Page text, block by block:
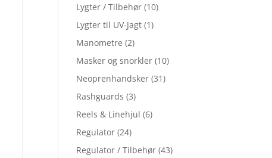
Lygter / Tilbehør (10)
Lygter til UV-Jagt (1)
Manometre (2)
Masker og snorkler (10)
Neoprenhandsker (31)
Rashguards (3)
Reels & Linehjul (6)
Regulator (24)
Regulator / Tilbehør (43)